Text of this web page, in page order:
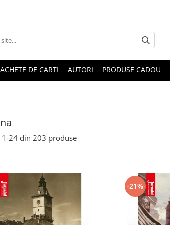
DE CARTI AUTORI PRODUSE CADOU
1-24 din 203 produse
-21%